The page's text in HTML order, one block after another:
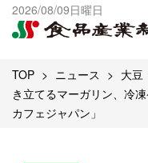
2026/08/09日曜日
出版物一覧へ
試読・購読申し込み
TOP ニュース 大豆
き立てるマーガリン、冷
カフェジャパン」